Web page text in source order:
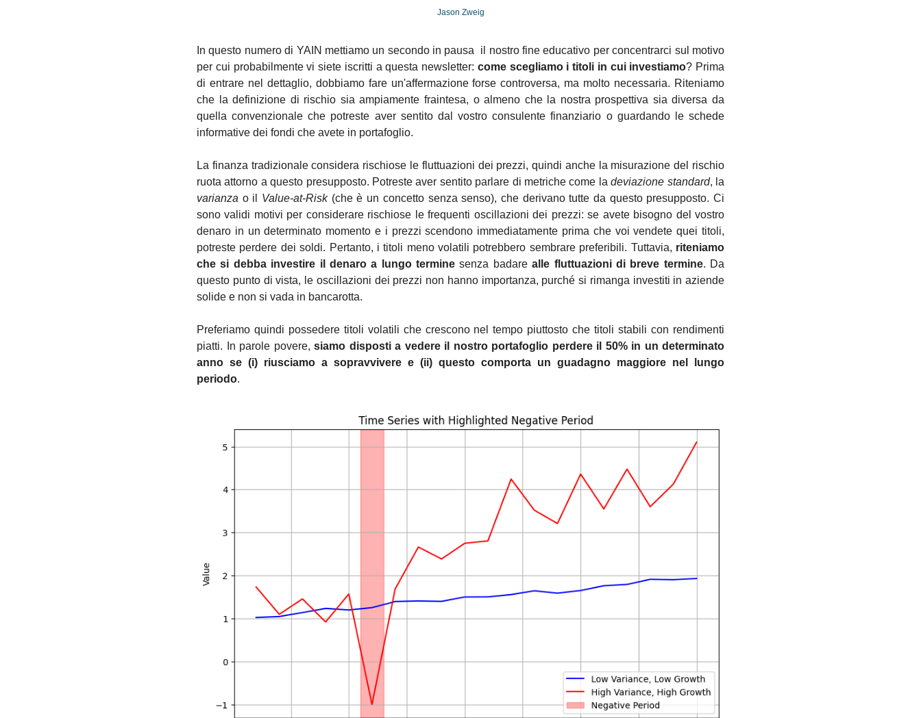
Jason Zweig
In questo numero di YAIN mettiamo un secondo in pausa  il nostro fine educativo per concentrarci sul motivo
per cui probabilmente vi siete iscritti a questa newsletter: come scegliamo i titoli in cui investiamo? Prima
di entrare nel dettaglio, dobbiamo fare un'affermazione forse controversa, ma molto necessaria. Riteniamo
che la definizione di rischio sia ampiamente fraintesa, o almeno che la nostra prospettiva sia diversa da
quella convenzionale che potreste aver sentito dal vostro consulente finanziario o guardando le schede
informative dei fondi che avete in portafoglio.
La finanza tradizionale considera rischiose le fluttuazioni dei prezzi, quindi anche la misurazione del rischio
ruota attorno a questo presupposto. Potreste aver sentito parlare di metriche come la deviazione standard
varianza o il Value-at-Risk (che è un concetto senza senso), che derivano tutte da questo presupposto. Ci
sono validi motivi per considerare rischiose le frequenti oscillazioni dei prezzi: se avete bisogno del vostro
denaro in un determinato momento e i prezzi scendono immediatamente prima che voi vendete quei titoli,
potreste perdere dei soldi. Pertanto, i titoli meno volatili potrebbero sembrare preferibili. Tuttavia, riteniamo
che si debba investire il denaro a lungo termine senza badare alle fluttuazioni di breve termine. Da
questo punto di vista, le oscillazioni dei prezzi non hanno importanza, purché si rimanga investiti in aziende
solide e non si vada in bancarotta.
Preferiamo quindi possedere titoli volatili che crescono nel tempo piuttosto che titoli stabili con rendimenti
piatti. In parole povere, siamo disposti a vedere il nostro portafoglio perdere il 50% in un determinato
anno se (i) riusciamo a sopravvivere e (ii) questo comporta un guadagno maggiore nel lungo
periodo.